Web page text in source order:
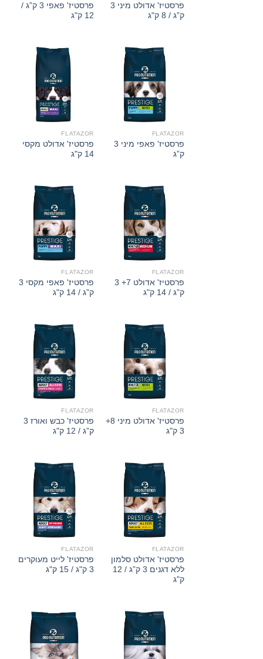
פרסטיז' אדולט מיני 3
ק”ג / 8 ק"ג
פרסטיז' פאפי 3 ק”ג /
12 ק"ג
FLATAZOR
פרסטיז' פאפי מיני 3
ק”ג
FLATAZOR
פרסטיז' אדולט מקסי
14 ק"ג
FLATAZOR
פרסטיז' אדולט 7+ 3
ק”ג / 14 ק"ג
FLATAZOR
פרסטיז' פאפי מקסי 3
ק”ג / 14 ק"ג
FLATAZOR
פרסטיז' אדולט מיני 8+
3 ק"ג
FLATAZOR
פרסטיז' כבש ואורז 3
ק”ג / 12 ק"ג
FLATAZOR
פרסטיז' אדולט סלמון
ללא דגנים 3 ק”ג / 12
ק"ג
FLATAZOR
פרסטיז' לייט מעוקרים
3 ק"ג / 15 ק"ג